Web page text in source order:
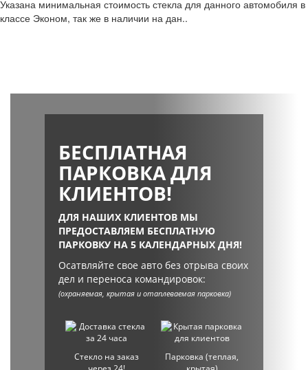
Указана минимальная стоимость стекла для данного автомобиля в
классе Эконом, так же в наличии на дан..
БЕСПЛАТНАЯ
ПАРКОВКА ДЛЯ
КЛИЕНТОВ!
ДЛЯ НАШИХ КЛИЕНТОВ МЫ
ПРЕДОСТАВЛЯЕМ БЕСПЛАТНУЮ
ПАРКОВКУ НА 5 КАЛЕНДАРНЫХ ДНЯ!
Осатвляйте свое авто без отрыва своих
дел и переноса командировок:
(охраняемая, крытая и отаплеваемая парковка)
Стекло на заказ
Парковка (теплая,